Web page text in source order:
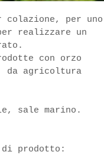
per uno
realizzare un
con orzo
da agricoltura
sale marino.
di prodotto: